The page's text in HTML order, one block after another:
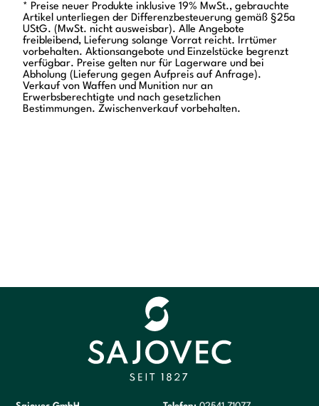
* Preise neuer Produkte inklusive 19% MwSt., gebrauchte
Artikel unterliegen der Differenzbesteuerung gemäß §25a
UStG. (MwSt. nicht ausweisbar). Alle Angebote
freibleibend, Lieferung solange Vorrat reicht. Irrtümer
vorbehalten. Aktionsangebote und Einzelstücke begrenzt
verfügbar. Preise gelten nur für Lagerware und bei
Abholung (Lieferung gegen Aufpreis auf Anfrage).
Verkauf von Waffen und Munition nur an
Erwerbsberechtigte und nach gesetzlichen
Bestimmungen. Zwischenverkauf vorbehalten.